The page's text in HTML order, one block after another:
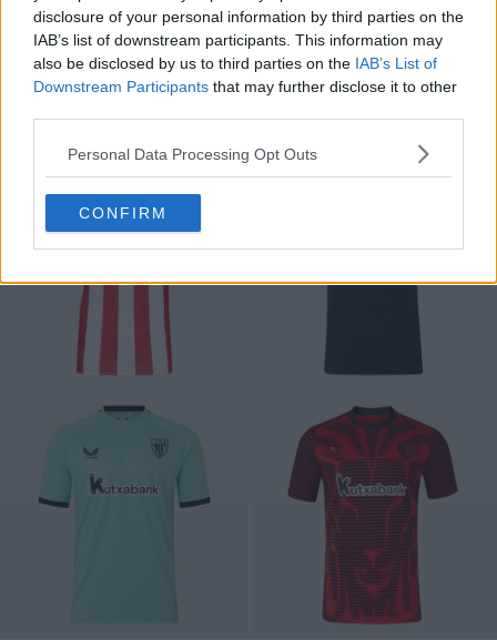
disclosure of your personal information by third parties on the
IAB’s list of downstream participants. This information may
also be disclosed by us to third parties on the IAB’s List of
Downstream Participants that may further disclose it to other
Personal Data Processing Opt Outs
CONFIRM
como um detalhe sutil e sofisticado, reforçando ainda
mais o tema. Todos os logótipos aparecem em branco
para garantir a visibilidade sobre o fundo dramático.